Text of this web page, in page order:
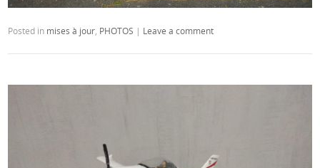
Posted in mises à jour PHOTOS | Leave a comment